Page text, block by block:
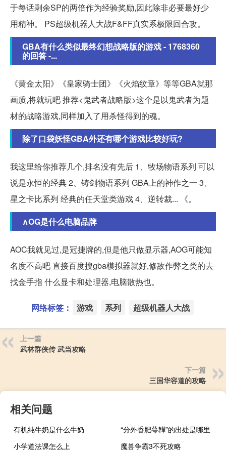
于每话剩余SP的两倍作为经验奖励,因此除非必要最好少
用精神。 PS超级机器人大战F&FF真实系极限回合攻。
GBA有什么类似最终幻想战略版的游戏 - 1768360
的回答 -...
《黄金太阳》《皇家骑士团》《火焰纹章》等等GBA就那
画质,将就玩吧 推荐<鬼武者战略版>这个是以鬼武者为题
材的战略游戏,同样加入了用杀怪得到的魂。
除了口袋妖怪GBA外还有哪个游戏比较好玩?
我这里给你推荐几个,排名没有先后 1、牧场物语系列 可以
说是永恒的经典 2、铸剑物语系列 GBA上的神作之一 3、
星之卡比系列 经典的任天堂类游戏 4、逆转裁... 《。
∧OG是什么电脑品牌
AOC我就见过,是冠捷牌的,但是他只做显示器,AOG可能知
名度不高吧 直接百度搜gba模拟器就好,修敌作弊之类的去
找金手指 什么显卡和处理器,电脑散热也。
网络标签： 游戏 系列 超级机器人大战
上一篇
武林群侠传 武当攻略
下一篇
三国华容道的攻略
相关问题
有机纯牛奶是什么牛奶
“分外香肥萼韡”的出处是哪里
小学道法课怎么上
魔兽争霸3不死攻略